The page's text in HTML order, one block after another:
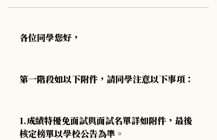
各位同學您好，
第一階段如以下附件，請同學注意以下事項：
1.成績特優免面試與面試名單詳如附件，最後
核定榜單以學校公告為準。